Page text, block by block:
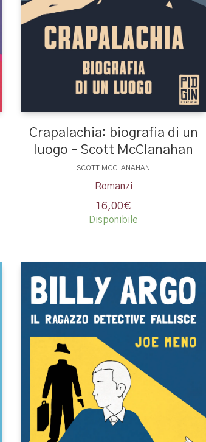
Crapalachia: biografia di un
luogo – Scott McClanahan
SCOTT MCCLANAHAN
Romanzi
16,00€
Disponibile